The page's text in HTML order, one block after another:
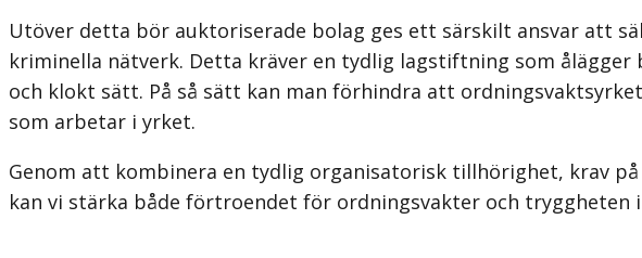
Utöver detta bör auktoriserade bolag ges ett särskilt ansvar att
kriminella nätverk. Detta kräver en tydlig lagstiftning som
och klokt sätt. På så sätt kan man förhindra att
som arbetar i yrket.
Genom att kombinera en tydlig organisatorisk tillhörighet, krav
kan vi stärka både förtroendet för ordningsvakter och tryggheten